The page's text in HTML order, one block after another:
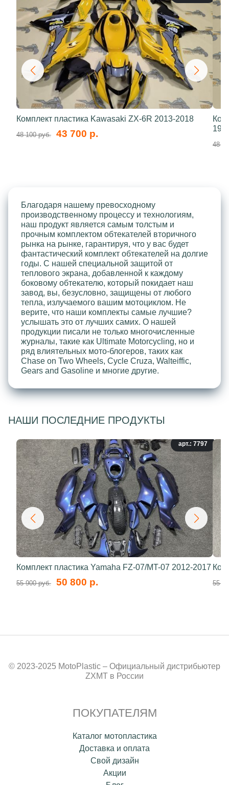
Комплект пластика Kawasaki ZX-6R 2013-2018
48 100 руб. 43 700 р.
48
Благодаря нашему превосходному
производственному процессу и технологиям,
наш продукт является самым толстым и
прочным комплектом обтекателей вторичного
рынка на рынке, гарантируя, что у вас будет
фантастический комплект обтекателей на долгие
годы. С нашей специальной защитой от
теплового экрана, добавленной к каждому
боковому обтекателю, который покидает наш
завод, вы, безусловно, защищены от любого
тепла, излучаемого вашим мотоциклом. Не
верите, что наши комплекты самые лучшие?
услышать это от лучших самих. О нашей
продукции писали не только многочисленные
журналы, такие как Ultimate Motorcycling, но и
ряд влиятельных мото-блогеров, таких как
Chase on Two Wheels, Cycle Cruza, Walteiffic,
Gears and Gasoline и многие другие.
НАШИ ПОСЛЕДНИЕ ПРОДУКТЫ
арт.: 7797
Комплект пластика Yamaha FZ-07/MT-07 2012-2017
55 900 руб. 50 800 р. 55
© 2023-2025 MotoPlastic – Официальный дистрибьютер
ZXMT в России
ПОКУПАТЕЛЯМ
Каталог мотопластика
Доставка и оплата
Свой дизайн
Акции